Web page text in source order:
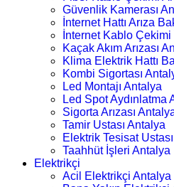
Güvenlik Kamerası
İnternet Hattı Arıza
İnternet Kablo
Kaçak Akım Arızası
Klima Elektrik Hattı
Kombi Sigortası
Led Montajı Antalya
Led Spot Aydınlatma
Sigorta Arızası
Tamir Ustası Antalya
Elektrik Tesisat
Taahhüt İşleri Antalya
Elektrikçi
Acil Elektrikçi Antalya